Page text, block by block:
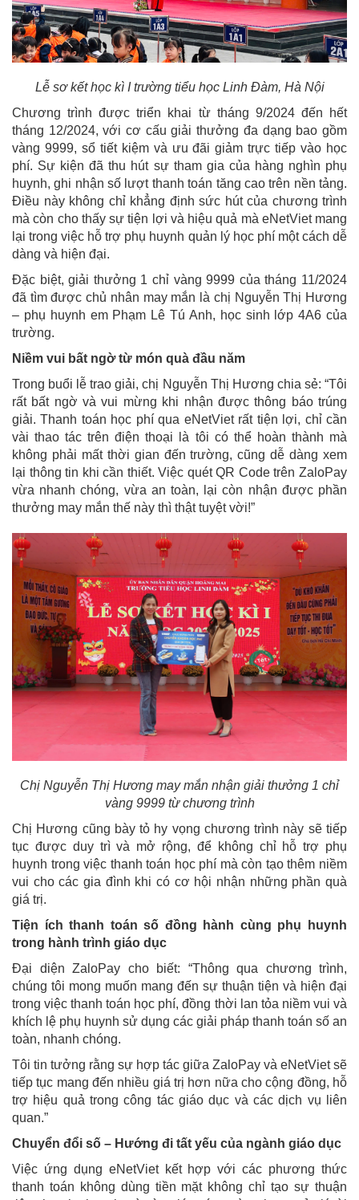
Lễ sơ kết học kì I trường tiểu học Linh Đàm, Hà Nội
Chương trình được triển khai từ tháng 9/2024 đến hết
tháng 12/2024, với cơ cấu giải thưởng đa dạng bao gồm
vàng 9999, sổ tiết kiệm và ưu đãi giảm trực tiếp vào học
phí. Sự kiện đã thu hút sự tham gia của hàng nghìn phụ
huynh, ghi nhận số lượt thanh toán tăng cao trên nền tảng.
Điều này không chỉ khẳng định sức hút của chương trình
mà còn cho thấy sự tiện lợi và hiệu quả mà eNetViet mang
lại trong việc hỗ trợ phụ huynh quản lý học phí một cách dễ
dàng và hiện đại.
Đặc biệt, giải thưởng 1 chỉ vàng 9999 của tháng 11/2024
đã tìm được chủ nhân may mắn là chị Nguyễn Thị Hương
– phụ huynh em Phạm Lê Tú Anh, học sinh lớp 4A6 của
trường.
Niềm vui bất ngờ từ món quà đầu năm
Trong buổi lễ trao giải, chị Nguyễn Thị Hương chia sẻ: “Tôi
rất bất ngờ và vui mừng khi nhận được thông báo trúng
giải. Thanh toán học phí qua eNetViet rất tiện lợi, chỉ cần
vài thao tác trên điện thoại là tôi có thể hoàn thành mà
không phải mất thời gian đến trường, cũng dễ dàng xem
lại thông tin khi cần thiết. Việc quét QR Code trên ZaloPay
vừa nhanh chóng, vừa an toàn, lại còn nhận được phần
thưởng may mắn thế này thì thật tuyệt vời!”
Chị Nguyễn Thị Hương may mắn nhận giải thưởng 1 chỉ
vàng 9999 từ chương trình
Chị Hương cũng bày tỏ hy vọng chương trình này sẽ tiếp
tục được duy trì và mở rộng, để không chỉ hỗ trợ phụ
huynh trong việc thanh toán học phí mà còn tạo thêm niềm
vui cho các gia đình khi có cơ hội nhận những phần quà
giá trị.
Tiện ích thanh toán số đồng hành cùng phụ huynh
trong hành trình giáo dục
Đại diện ZaloPay cho biết: “Thông qua chương trình,
chúng tôi mong muốn mang đến sự thuận tiện và hiện đại
trong việc thanh toán học phí, đồng thời lan tỏa niềm vui và
khích lệ phụ huynh sử dụng các giải pháp thanh toán số an
toàn, nhanh chóng.
Tôi tin tưởng rằng sự hợp tác giữa ZaloPay và eNetViet sẽ
tiếp tục mang đến nhiều giá trị hơn nữa cho cộng đồng, hỗ
trợ hiệu quả trong công tác giáo dục và các dịch vụ liên
quan.”
Chuyển đổi số – Hướng đi tất yếu của ngành giáo dục
Việc ứng dụng eNetViet kết hợp với các phương thức
thanh toán không dùng tiền mặt không chỉ tạo sự thuận